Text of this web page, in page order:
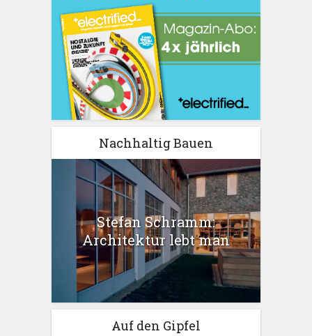
Nachhaltig Bauen
Stefan Schramm:
Architektur lebt man
Auf den Gipfel